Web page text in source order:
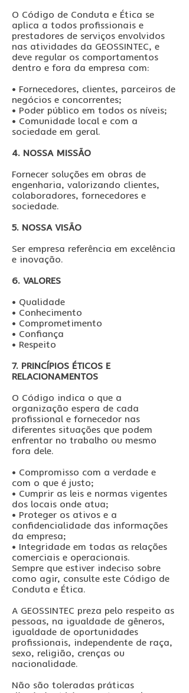
O Código de Conduta e Ética se
aplica a todos profissionais e
prestadores de serviços envolvidos
nas atividades da GEOSSINTEC, e
deve regular os comportamentos
dentro e fora da empresa com:
• Fornecedores, clientes, parceiros de
negócios e concorrentes;
• Poder público em todos os níveis;
• Comunidade local e com a
sociedade em geral.
4. NOSSA MISSÃO
Fornecer soluções em obras de
engenharia, valorizando clientes,
colaboradores, fornecedores e
sociedade.
5. NOSSA VISÃO
Ser empresa referência em excelência
e inovação.
6. VALORES
• Qualidade
• Conhecimento
• Comprometimento
• Confiança
• Respeito
7. PRINCÍPIOS ÉTICOS E
RELACIONAMENTOS
O Código indica o que a
organização espera de cada
profissional e fornecedor nas
diferentes situações que podem
enfrentar no trabalho ou mesmo
fora dele.
• Compromisso com a verdade e
com o que é justo;
• Cumprir as leis e normas vigentes
dos locais onde atua;
• Proteger os ativos e a
confidencialidade das informações
da empresa;
• Integridade em todas as relações
comerciais e operacionais.
Sempre que estiver indeciso sobre
como agir, consulte este Código de
Conduta e Ética.
A GEOSSINTEC preza pelo respeito as
pessoas, na igualdade de gêneros,
igualdade de oportunidades
profissionais, independente de raça,
sexo, religião, crenças ou
nacionalidade.
Não são toleradas práticas